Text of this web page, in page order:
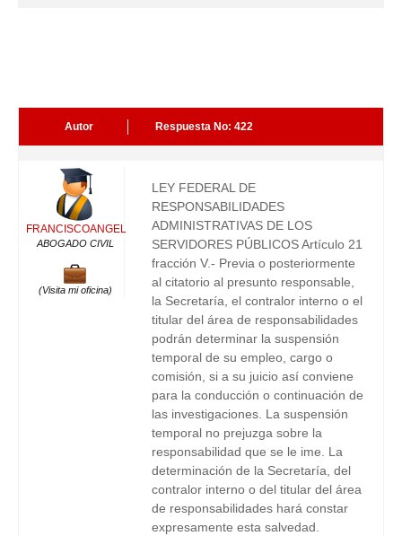
Autor Respuesta No: 422
FRANCISCOANGEL
ABOGADO CIVIL
(Visita mi oficina)
LEY FEDERAL DE
RESPONSABILIDADES
ADMINISTRATIVAS DE LOS
SERVIDORES PÚBLICOS Artículo 21
fracción V.- Previa o posteriormente
al citatorio al presunto responsable,
la Secretaría, el contralor interno o el
titular del área de responsabilidades
podrán determinar la suspensión
temporal de su empleo, cargo o
comisión, si a su juicio así conviene
para la conducción o continuación de
las investigaciones. La suspensión
temporal no prejuzga sobre la
responsabilidad que se le ime. La
determinación de la Secretaría, del
contralor interno o del titular del área
de responsabilidades hará constar
expresamente esta salvedad.